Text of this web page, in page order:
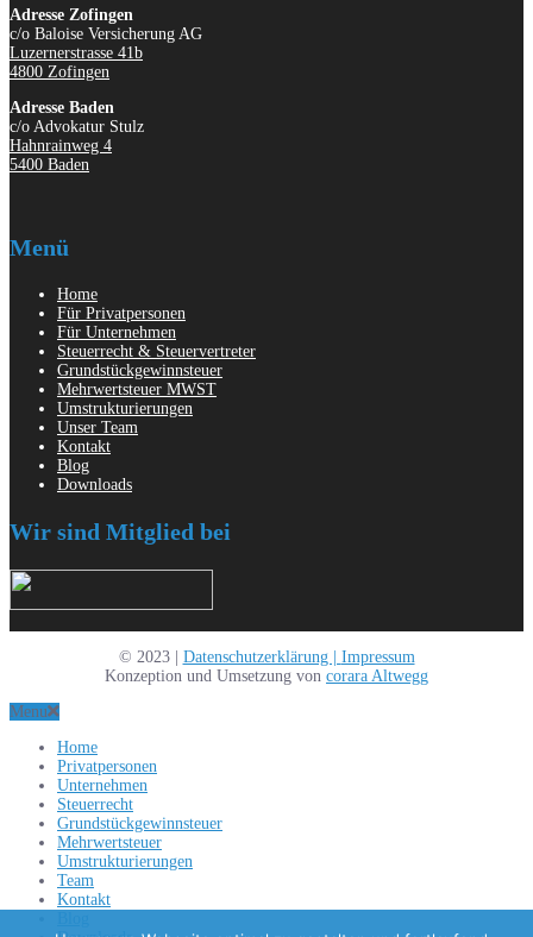
Adresse Zofingen
c/o Baloise Versicherung AG
Luzernerstrasse 41b
4800 Zofingen
Adresse Baden
c/o Advokatur Stulz
Hahnrainweg 4
5400 Baden
Menü
Home
Für Privatpersonen
Für Unternehmen
Steuerrecht & Steuervertreter
Grundstückgewinnsteuer
Mehrwertsteuer MWST
Umstrukturierungen
Unser Team
Kontakt
Blog
Downloads
Wir sind Mitglied bei
© 2023 | Datenschutzerklärung | Impressum
Konzeption und Umsetzung von corara Altwegg
Menu
Home
Privatpersonen
Unternehmen
Steuerrecht
Grundstückgewinnsteuer
Mehrwertsteuer
Umstrukturierungen
Team
Kontakt